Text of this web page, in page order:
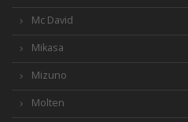
Mc David
Mikasa
Mizuno
Molten